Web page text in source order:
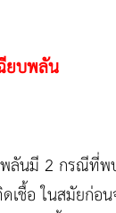
ยบพลัน
พลันมี 2 กรณีที่
เชื้อ ในสมัยก่อ